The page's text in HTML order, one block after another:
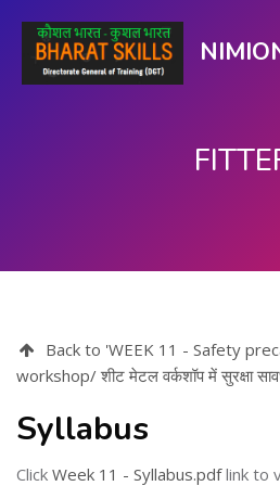
Back to 'WEEK 11 - Safety
workshop/ शीट मेटल वर्कशॉप में सुरक्षा
Syllabus
Click Week 11 - Syllabus.pdflink to